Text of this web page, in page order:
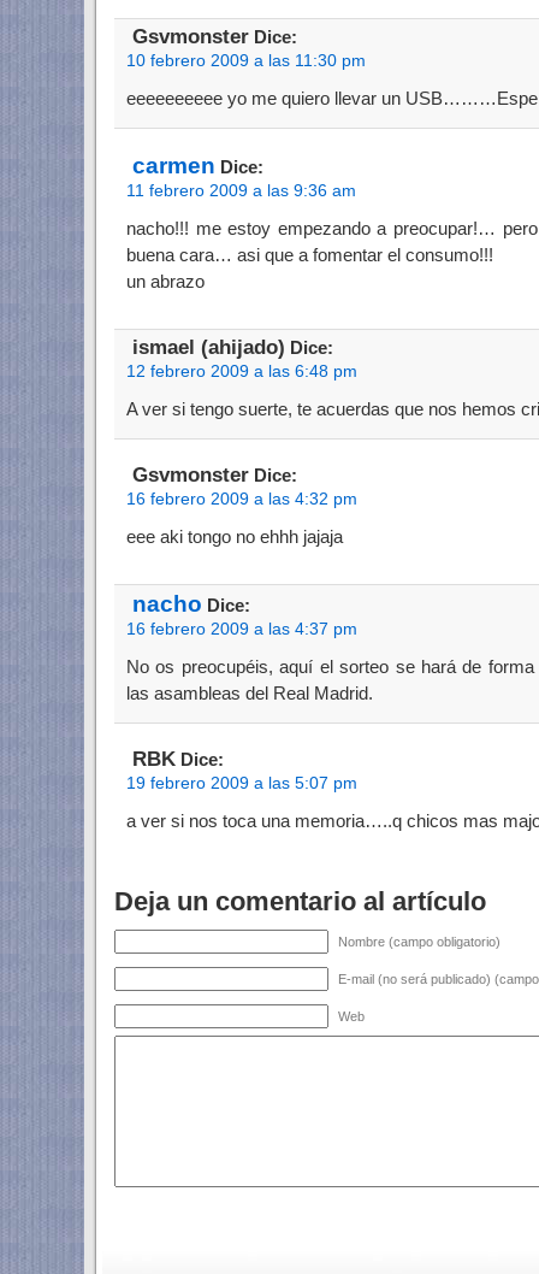
Gsvmonster Dice:
10 febrero 2009 a las 11:30 pm
eeeeeeeeee yo me quiero llevar un
carmen Dice:
11 febrero 2009 a las 9:36 am
nacho!!! me estoy empezando a preocupar!…
buena cara… asi que a fomentar el consumo!!!
un abrazo
ismael (ahijado) Dice:
12 febrero 2009 a las 6:48 pm
A ver si tengo suerte, te acuerdas que nos hemos
Gsvmonster Dice:
16 febrero 2009 a las 4:32 pm
eee aki tongo no ehhh jajaja
nacho Dice:
16 febrero 2009 a las 4:37 pm
No os preocupéis, aquí el sorteo se hará de
las asambleas del Real Madrid.
RBK Dice:
19 febrero 2009 a las 5:07 pm
a ver si nos toca una memoria…..q chicos mas
Deja un comentario al artículo
Nombre (campo obligatorio)
E-mail (no será publicado)
Web